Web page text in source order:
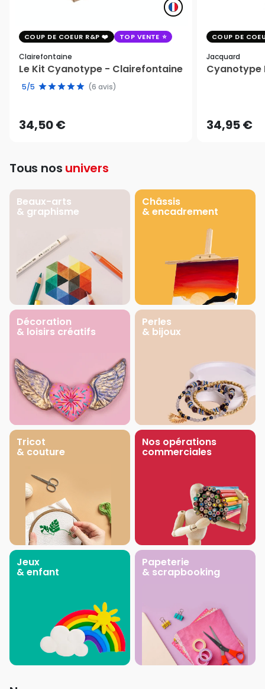
COUP DE COEUR R&P TOP VENTE
Clairefontaine
Le Kit Cyanotype - Clairefontaine
5/5 (6 avis)
34,50 €
COUP DE
Jacquard
Cyanotype
34,95 €
Tous nos univers
Beaux-arts
& graphisme
Châssis
& encadrement
Décoration
& loisirs créatifs
Perles
& bijoux
Tricot
& couture
Nos opérations
commerciales
Jeux
& enfant
Papeterie
& scrapbooking